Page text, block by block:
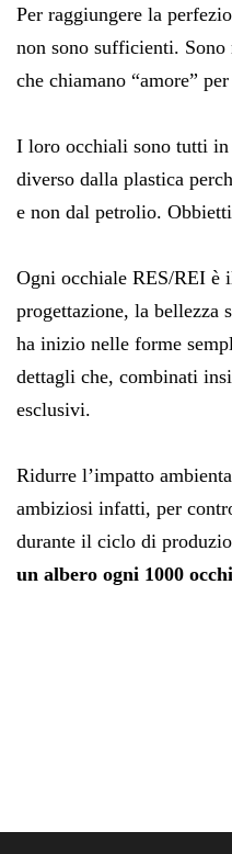
Per raggiungere la
non sono sufficienti. Sono
che chiamano “amore”
I loro occhiali sono tutti
diverso dalla plastica
e non dal petrolio.
Ogni occhiale RES/REI è
progettazione, la bellezza
ha inizio nelle forme
dettagli che, combinati
esclusivi.
Ridurre l’impatto
ambiziosi infatti, per
durante il ciclo di
un albero ogni 1000